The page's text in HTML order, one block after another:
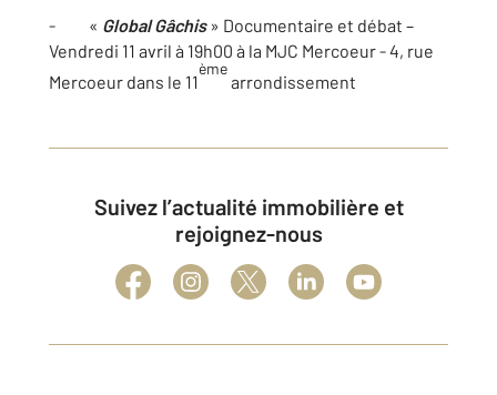
- « Global Gâchis» Documentaire et débat –
Vendredi 11 avril à 19h00 à la MJC Mercoeur - 4, rue
Mercoeur dans le 11
ème
arrondissement
Suivez l’actualité immobilière et
rejoignez-nous